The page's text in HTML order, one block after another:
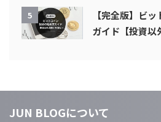
5
【完全版】ビ
ガイド【投資以
JUN BLOGについて